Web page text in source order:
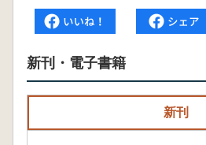
新刊・電子書籍
新刊